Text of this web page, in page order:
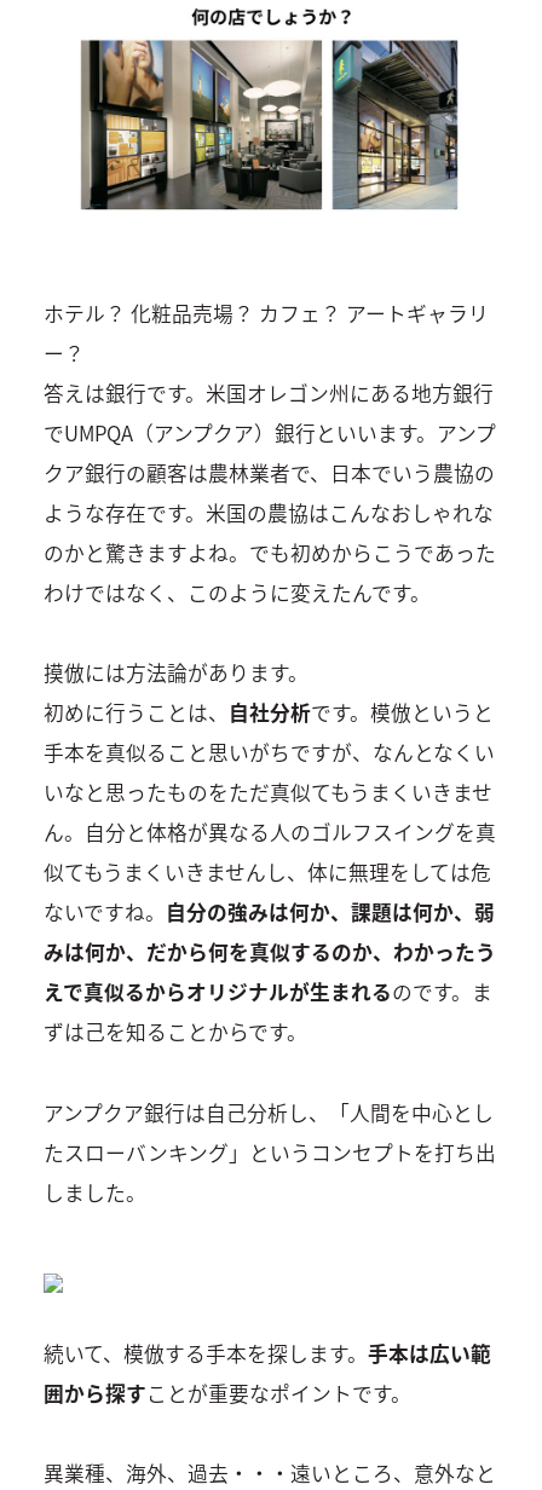
ホテル？ 化粧品売場？ カフェ？ アートギャラリ
ー？
答えは銀行です。米国オレゴン州にある地方銀行
でUMPQA（アンプクア）銀行といいます。アンプ
クア銀行の顧客は農林業者で、日本でいう農協の
ような存在です。米国の農協はこんなおしゃれな
のかと驚きますよね。でも初めからこうであった
わけではなく、このように変えたんです。
摸倣には方法論があります。
初めに行うことは、 自社分析です。模倣というと
手本を真似ること思いがちですが、なんとなくい
いなと思ったものをただ真似てもうまくいきませ
ん。自分と体格が異なる人のゴルフスイングを真
似てもうまくいきませんし、体に無理をしては危
ないですね。 自分の強みは何か、課題は何か、弱
みは何か、だから何を真似するのか、わかったう
えで真似るからオリジナルが生まれるのです。ま
ずは己を知ることからです。
アンプクア銀行は自己分析し、「人間を中心とし
たスローバンキング」というコンセプトを打ち出
しました。
続いて、模倣する手本を探します。 手本は広い範
囲から探すことが重要なポイントです。
異業種、海外、過去・・・遠いところ、意外なと